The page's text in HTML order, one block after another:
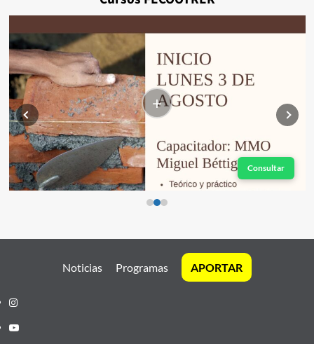
+
Consultar
Noticias Programas APORTAR
Instagram
Youtube